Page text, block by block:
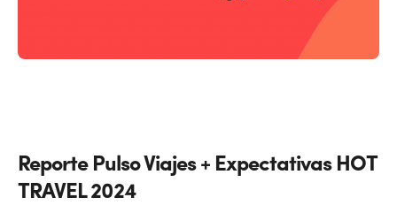
Reporte Pulso Viajes + Expectativas HOT
TRAVEL 2024